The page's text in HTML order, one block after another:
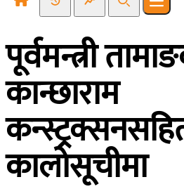
Recent NewsTrending News
SearchOpen
पूर्वमन्त्री
कान्छाराम
कालोसूचीमा